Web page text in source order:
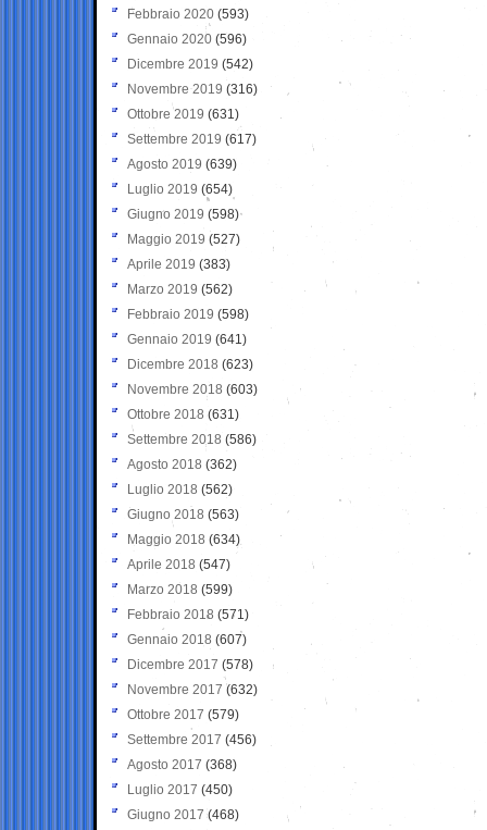
Febbraio 2020 (593)
Gennaio 2020 (596)
Dicembre 2019 (542)
Novembre 2019 (316)
Ottobre 2019 (631)
Settembre 2019 (617)
Agosto 2019 (639)
Luglio 2019 (654)
Giugno 2019 (598)
Maggio 2019 (527)
Aprile 2019 (383)
Marzo 2019 (562)
Febbraio 2019 (598)
Gennaio 2019 (641)
Dicembre 2018 (623)
Novembre 2018 (603)
Ottobre 2018 (631)
Settembre 2018 (586)
Agosto 2018 (362)
Luglio 2018 (562)
Giugno 2018 (563)
Maggio 2018 (634)
Aprile 2018 (547)
Marzo 2018 (599)
Febbraio 2018 (571)
Gennaio 2018 (607)
Dicembre 2017 (578)
Novembre 2017 (632)
Ottobre 2017 (579)
Settembre 2017 (456)
Agosto 2017 (368)
Luglio 2017 (450)
Giugno 2017 (468)